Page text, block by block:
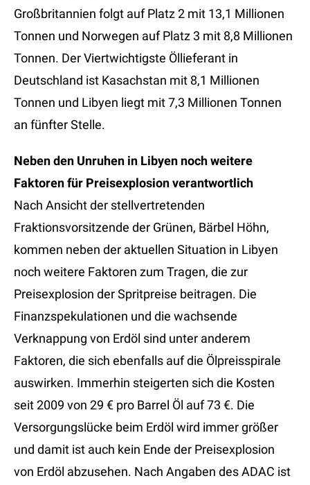
Großbritannien folgt auf Platz 2 mit 13,1 Millionen
Tonnen und Norwegen auf Platz 3 mit 8,8 Millionen
Tonnen. Der Viertwichtigste Öllieferant in
Deutschland ist Kasachstan mit 8,1 Millionen
Tonnen und Libyen liegt mit 7,3 Millionen Tonnen
an fünfter Stelle.
Neben den Unruhen in Libyen noch weitere
Faktoren für Preisexplosion verantwortlich
Nach Ansicht der stellvertretenden
Fraktionsvorsitzende der Grünen, Bärbel Höhn,
kommen neben der aktuellen Situation in Libyen
noch weitere Faktoren zum Tragen, die zur
Preisexplosion der Spritpreise beitragen. Die
Finanzspekulationen und die wachsende
Verknappung von Erdöl sind unter anderem
Faktoren, die sich ebenfalls auf die Ölpreisspirale
auswirken. Immerhin steigerten sich die Kosten
seit 2009 von 29 € pro Barrel Öl auf 73 €. Die
Versorgungslücke beim Erdöl wird immer größer
und damit ist auch kein Ende der Preisexplosion
von Erdöl abzusehen. Nach Angaben des ADAC ist